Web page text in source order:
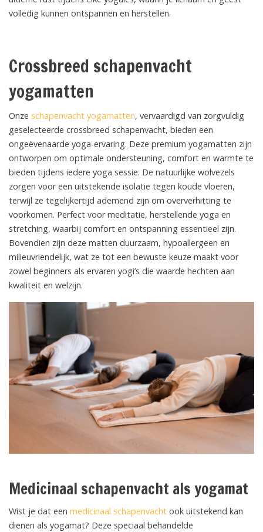
volledig kunnen ontspannen en herstellen.
Crossbreed schapenvacht
yogamatten
Onze schapenvacht yogamatten, vervaardigd van zorgvuldig
geselecteerde crossbreed schapenvacht, bieden een
ongeëvenaarde yoga-ervaring. Deze premium yogamatten zijn
ontworpen om optimale ondersteuning, comfort en warmte te
bieden tijdens iedere yoga sessie. De natuurlijke wolvezels
zorgen voor een uitstekende isolatie tegen koude vloeren,
terwijl ze tegelijkertijd ademend zijn om oververhitting te
voorkomen. Perfect voor meditatie, herstellende yoga en
stretching, waarbij comfort en ontspanning essentieel zijn.
Bovendien zijn deze matten duurzaam, hypoallergeen en
milieuvriendelijk, wat ze tot een bewuste keuze maakt voor
zowel beginners als ervaren yogi’s die waarde hechten aan
kwaliteit en welzijn.
Medicinaal schapenvacht als yogamat
Wist je dat een medicinaal schapenvacht ook uitstekend kan
dienen als yogamat? Deze speciaal behandelde